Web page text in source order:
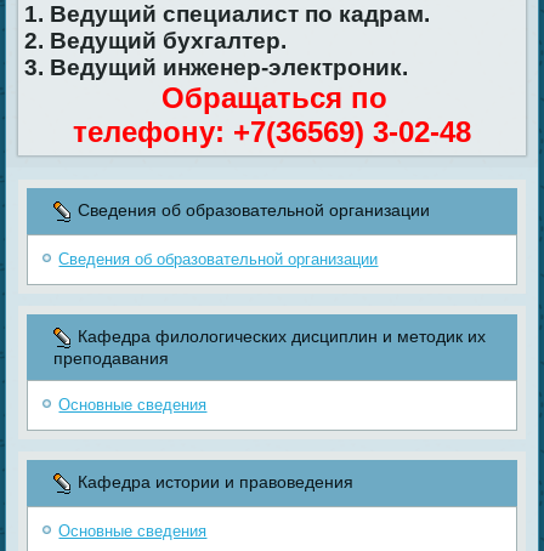
1. Ведущий специалист по кадрам.
2. Ведущий бухгалтер.
3. Ведущий инженер-электроник.
Обращаться по
телефону: +7(36569) 3-02-48
Сведения об образовательной организации
Сведения об образовательной организации
Кафедра филологических дисциплин и методик их
преподавания
Основные сведения
Кафедра истории и правоведения
Основные сведения